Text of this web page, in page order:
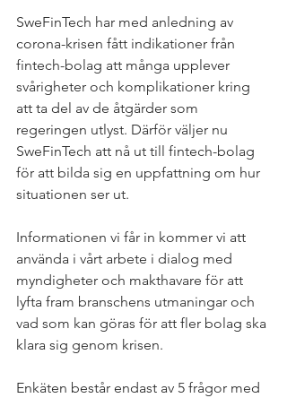
SweFinTech har med anledning av
corona-krisen fått indikationer från
fintech-bolag att många upplever
svårigheter och komplikationer kring
att ta del av de åtgärder som
regeringen utlyst. Därför väljer nu
SweFinTech att nå ut till fintech-bolag
för att bilda sig en uppfattning om hur
situationen ser ut.
Informationen vi får in kommer vi att
använda i vårt arbete i dialog med
myndigheter och makthavare för att
lyfta fram branschens utmaningar och
vad som kan göras för att fler bolag ska
klara sig genom krisen.
Enkäten består endast av 5 frågor med